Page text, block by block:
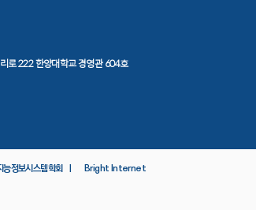
로 222 한양대학교 경영관 604호
능정보시스템학회 ㅣ Bright Internet